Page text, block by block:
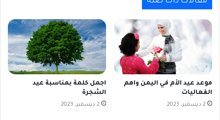
موعد عيد الأم في اليمن واهم
الفعاليات
2 ديسمبر، 2023
اجمل كلمة بمناسبة عيد
الشجرة
2 ديسمبر، 2023